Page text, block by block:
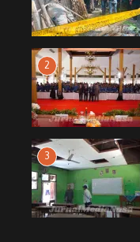
2
3